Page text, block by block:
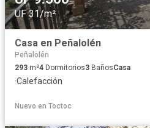
UF 31/m²
Casa en Peñalolén
Peñalolén
293 m²4 Dormitorios3 BañosCasa
·Calefacción
Nuevo en Toctoc